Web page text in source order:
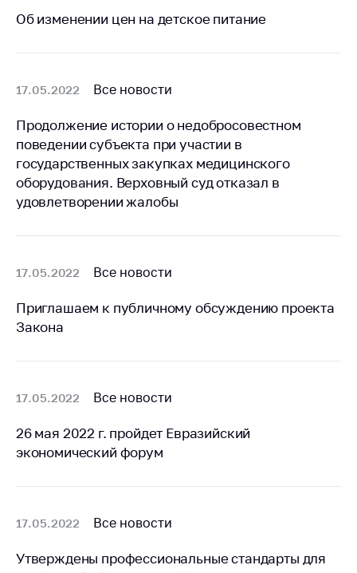
(отсутствия)
предупреждения
Общественное
обсуждение
проектов
Маркировка
ведения бизнеса
Рекомендации по
предотвращению
распространения
питания, бытового
Обучение по
конкурентной
политики
Об изменении цен на детское питание
17.05.2022 Все новости
Продолжение истории о недобросовестном
поведении субъекта при участии в
государственных закупках медицинского
оборудования. Верховный суд отказал в
удовлетворении жалобы
17.05.2022 Все новости
Приглашаем к публичному обсуждению проекта
Закона
17.05.2022 Все новости
26 мая 2022 г. пройдет Евразийский
экономический форум
17.05.2022 Все новости
Утверждены профессиональные стандарты для